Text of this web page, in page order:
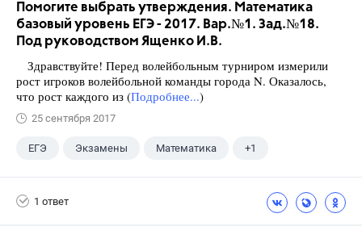
Помогите выбрать утверждения. Математика
базовый уровень ЕГЭ - 2017. Вар.№1. Зад.№18.
Под руководством Ященко И.В.
Здравствуйте! Перед волейбольным турниром измерили
рост игроков волейбольной команды города N. Оказалось,
что рост каждого из (Подробнее...)
25 сентября 2017
ЕГЭ Экзамены Математика +1
1 ответ